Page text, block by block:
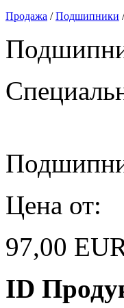
Продажа /Подшипники
Цена от:
97,00
ID